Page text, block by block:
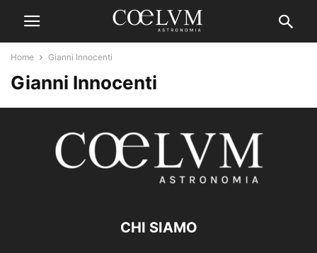
Home Gianni Innocenti
Gianni Innocenti
CHI SIAMO